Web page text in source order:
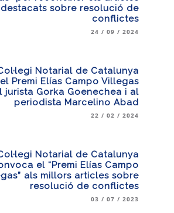
destacats sobre resolució de
conflictes
24 / 09 / 2024
Notarial de Catalunya
Premi Elías Campo Villegas
jurista Gorka Goenechea i al
periodista Marcelino Abad
22 / 02 / 2024
Notarial de Catalunya
el “Premi Elías Campo
als millors articles sobre
resolució de conflictes
03 / 07 / 2023